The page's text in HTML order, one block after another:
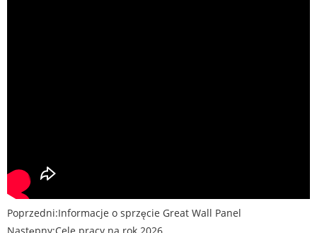
Poprzedni:Informacje o sprzęcie Great Wall Panel